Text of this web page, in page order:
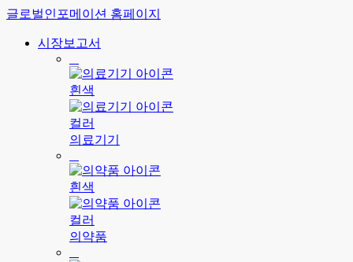
글로벌인포메이션 홈페이지
시장보고서
의료기기
의약품